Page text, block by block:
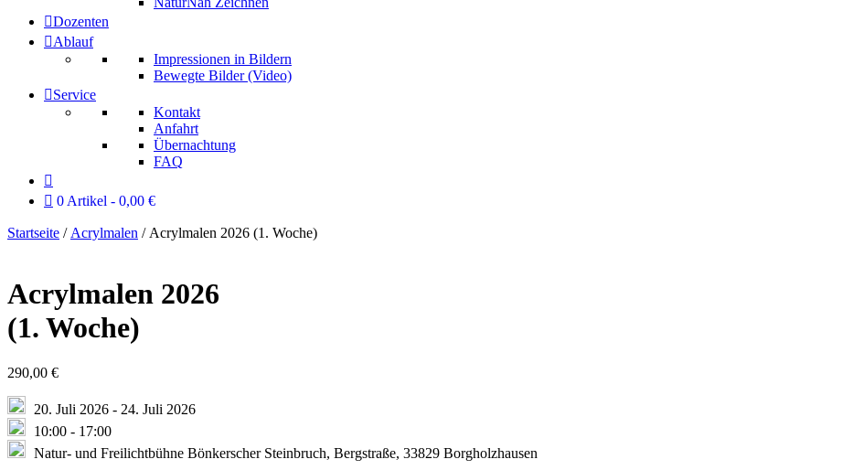
Dozenten
Ablauf
Impressionen in Bildern
Bewegte Bilder (Video)
Service
Kontakt
Anfahrt
Übernachtung
FAQ
0 Artikel 0,00 €
Startseite / Acrylmalen / Acrylmalen 2026 (1. Woche)
Acrylmalen 2026
(1. Woche)
290,00 €
20. Juli 2026 - 24. Juli 2026
10:00 - 17:00
Natur- und Freilichtbühne Bönkerscher Steinbruch, Bergstraße, 33829 Borgholzhausen